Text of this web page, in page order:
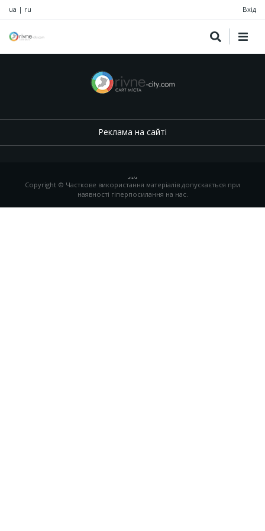
ua | ru Вхід
Реклама на сайті
.,.,.
Copyright © Часткове використання матеріалів допускається при
наявності гіперпосилання на нас.